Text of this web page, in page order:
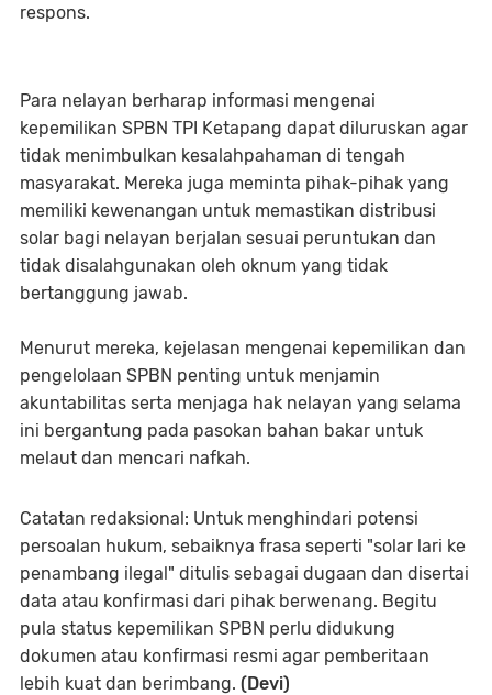
respons.
Para nelayan berharap informasi mengenai
kepemilikan SPBN TPI Ketapang dapat diluruskan agar
tidak menimbulkan kesalahpahaman di tengah
masyarakat. Mereka juga meminta pihak-pihak yang
memiliki kewenangan untuk memastikan distribusi
solar bagi nelayan berjalan sesuai peruntukan dan
tidak disalahgunakan oleh oknum yang tidak
bertanggung jawab.
Menurut mereka, kejelasan mengenai kepemilikan dan
pengelolaan SPBN penting untuk menjamin
akuntabilitas serta menjaga hak nelayan yang selama
ini bergantung pada pasokan bahan bakar untuk
melaut dan mencari nafkah.
Catatan redaksional: Untuk menghindari potensi
persoalan hukum, sebaiknya frasa seperti "solar lari ke
penambang ilegal" ditulis sebagai dugaan dan disertai
data atau konfirmasi dari pihak berwenang. Begitu
pula status kepemilikan SPBN perlu didukung
dokumen atau konfirmasi resmi agar pemberitaan
lebih kuat dan berimbang. (Devi)